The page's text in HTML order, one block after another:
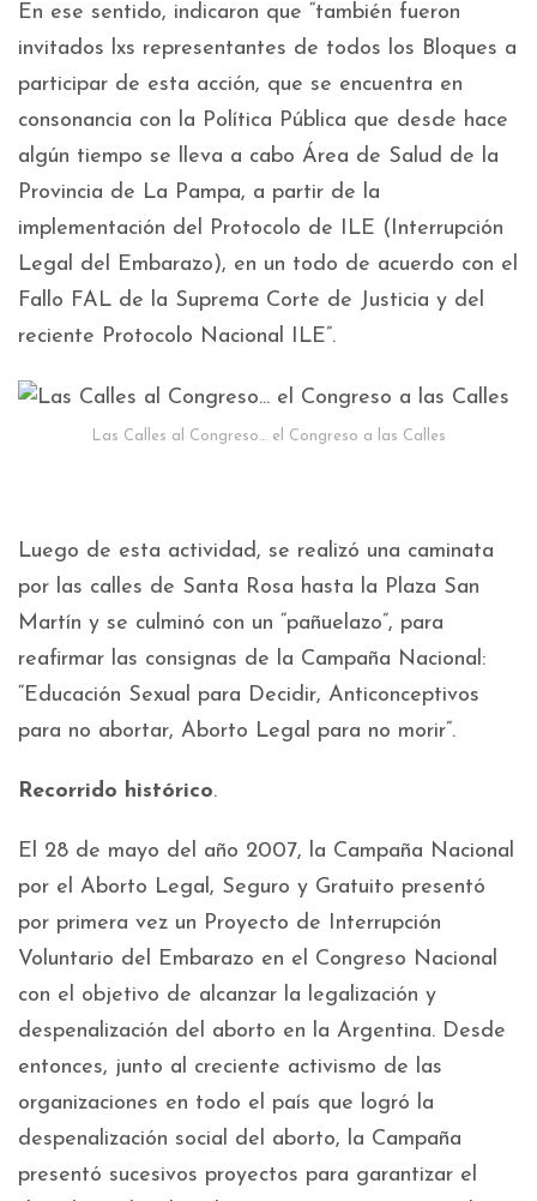
En ese sentido, indicaron que “también fueron
invitados lxs representantes de todos los Bloques a
participar de esta acción, que se encuentra en
consonancia con la Política Pública que desde hace
algún tiempo se lleva a cabo Área de Salud de la
Provincia de La Pampa, a partir de la
implementación del Protocolo de ILE (Interrupción
Legal del Embarazo), en un todo de acuerdo con el
Fallo FAL de la Suprema Corte de Justicia y del
reciente Protocolo Nacional ILE”.
Las Calles al Congreso… el Congreso a las Calles
Luego de esta actividad, se realizó una caminata
por las calles de Santa Rosa hasta la Plaza San
Martín y se culminó con un “pañuelazo”, para
reafirmar las consignas de la Campaña Nacional:
“Educación Sexual para Decidir, Anticonceptivos
para no abortar, Aborto Legal para no morir”.
Recorrido histórico.
El 28 de mayo del año 2007, la Campaña Nacional
por el Aborto Legal, Seguro y Gratuito presentó
por primera vez un Proyecto de Interrupción
Voluntario del Embarazo en el Congreso Nacional
con el objetivo de alcanzar la legalización y
despenalización del aborto en la Argentina. Desde
entonces, junto al creciente activismo de las
organizaciones en todo el país que logró la
despenalización social del aborto, la Campaña
presentó sucesivos proyectos para garantizar el